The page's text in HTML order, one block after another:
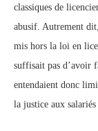
classiques de
abusif. Autrement
mis hors la loi en
suffisait pas d’avoir
entendaient donc
la justice aux